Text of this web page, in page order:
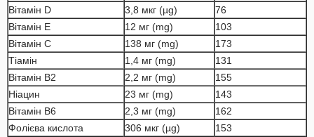
Вітамін D
3,8 мкг (µg)
76
Вітамін Е
12 мг (mg)
103
Вітамін С
138 мг (mg)
173
Тіамін
1,4 мг (mg)
131
Вітамін В2
2,2 мг (mg)
155
Ніацин
23 мг (mg)
143
Вітамін В6
2,3 мг (mg)
162
Фолієва кислота
306 мкг (µg)
153